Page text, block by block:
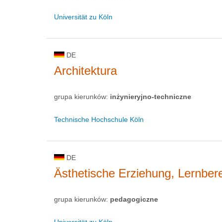
Universität zu Köln
DE
Architektura
grupa kierunków: inżynieryjno-techniczne
Technische Hochschule Köln
DE
Ästhetische Erziehung,
grupa kierunków: pedagogiczne